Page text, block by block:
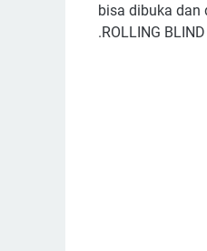
bisa dibuka dan
.ROLLING BLIND